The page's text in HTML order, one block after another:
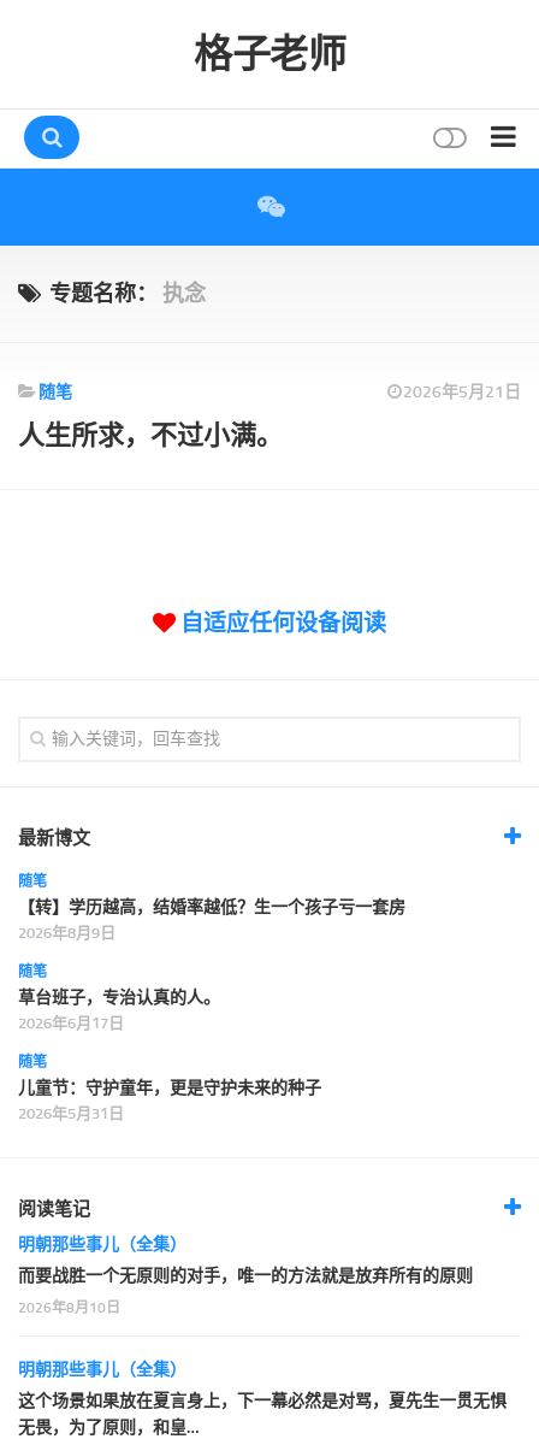
格子老师
互动
友情链接
专题名称： 执念
随笔 2026年5月21日
人生所求，不过小满。
自适应任何设备阅读
最新博文
随笔
【转】学历越高，结婚率越低？生一个孩子亏一套房
2026年8月9日
随笔
草台班子，专治认真的人。
2026年6月17日
随笔
儿童节：守护童年，更是守护未来的种子
2026年5月31日
阅读笔记
明朝那些事儿（全集）
而要战胜一个无原则的对手，唯一的方法就是放弃所有的原则
2026年8月10日
明朝那些事儿（全集）
这个场景如果放在夏言身上，下一幕必然是对骂，夏先生一贯无惧
无畏，为了原则，和皇…